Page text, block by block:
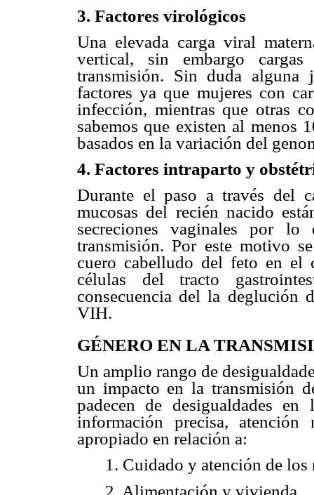
3. Factores virológicos
Una elevada carga viral
vertical, sin embargo cargas
transmisión. Sin duda
factores ya que mujeres con
infección, mientras que otras
sabemos que existen al menos
basados en la variación del
4. Factores intraparto y
Durante el paso a través del
mucosas del recién nacido
secreciones vaginales por
transmisión. Por este motivo
cuero cabelludo del feto en el
células del tracto
consecuencia del la deglución
VIH.
GÉNERO EN LA
Un amplio rango de
un impacto en la transmisión
padecen de desigualdades
información precisa,
apropiado en relación a:
1. Cuidado y atención de los
2. Alimentación y vivienda